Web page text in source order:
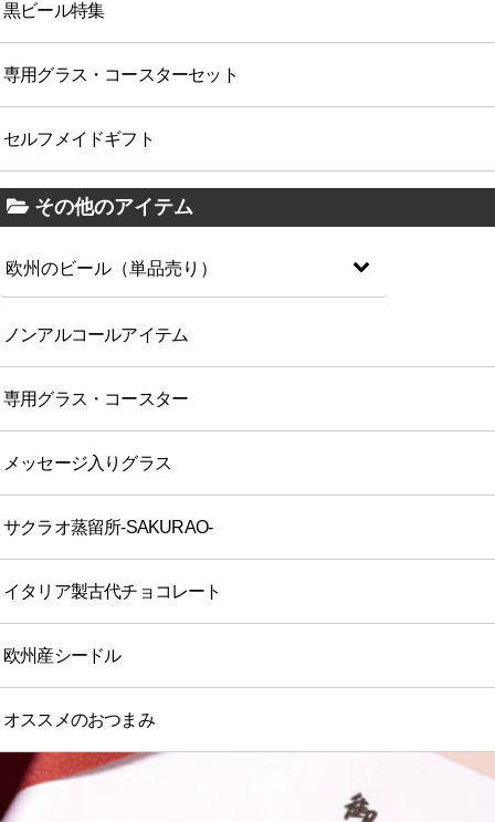
黒ビール特集
専用グラス・コースターセット
セルフメイドギフト
その他のアイテム
欧州のビール（単品売り）
ノンアルコールアイテム
専用グラス・コースター
メッセージ入りグラス
サクラオ蒸留所-SAKURAO-
イタリア製古代チョコレート
欧州産シードル
オススメのおつまみ